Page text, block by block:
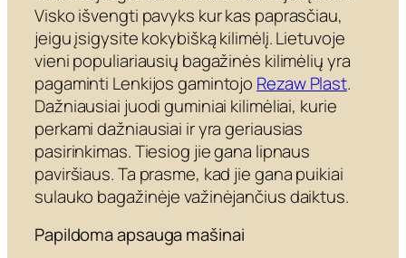
Visko išvengti pavyks kur kas paprasčiau,
jeigu įsigysite kokybišką kilimėlį. Lietuvoje
vieni populiariausių bagažinės kilimėlių yra
pagaminti Lenkijos gamintojo Rezaw Plast.
Dažniausiai juodi guminiai kilimėliai, kurie
perkami dažniausiai ir yra geriausias
pasirinkimas. Tiesiog jie gana lipnaus
paviršiaus. Ta prasme, kad jie gana puikiai
sulauko bagažinėje važinėjančius daiktus.
Papildoma apsauga mašinai